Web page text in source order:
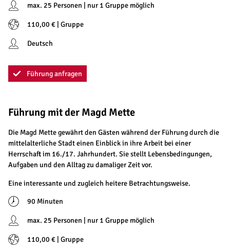
max. 25 Personen | nur 1 Gruppe möglich
110,00 € | Gruppe
Deutsch
Führung anfragen
Führung mit der Magd Mette
Die Magd Mette gewährt den Gästen während der Führung durch die
mittelalterliche Stadt einen Einblick in ihre Arbeit bei einer
Herrschaft im 16./17. Jahrhundert. Sie stellt Lebensbedingungen,
Aufgaben und den Alltag zu damaliger Zeit vor.
Eine interessante und zugleich heitere Betrachtungsweise.
90 Minuten
max. 25 Personen | nur 1 Gruppe möglich
110,00 € | Gruppe